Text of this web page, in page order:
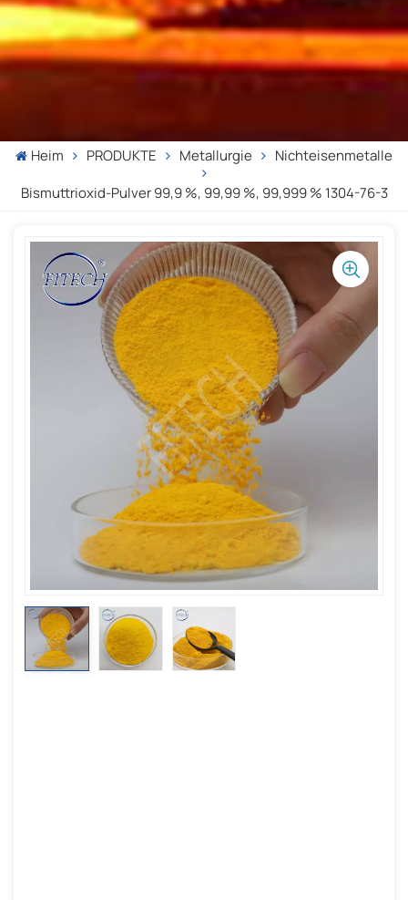
Heim PRODUKTE Metallurgie
Nichteisenmetalle
Bismuttrioxid-Pulver 99,9 %, 99,99 %, 99,999 % 1304-76-3